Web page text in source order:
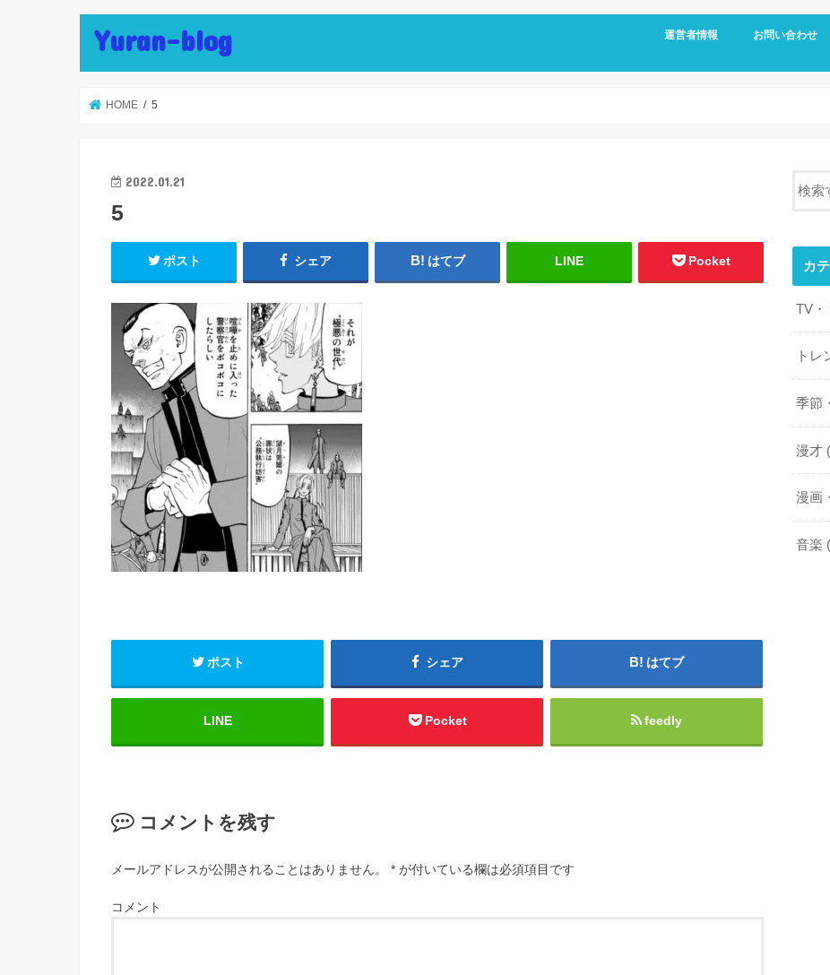
Yuran-blog 運営者情報 お問い合わせ
HOME 5
2022.01.21
5
ポスト シェア はてブ LINE Pocket
ポスト シェア はてブ
LINE Pocket feedly
コメントを残す
メールアドレスが公開されることはありません。 * が付いている欄は必須項目です
コメント
カ
TV・
トレ
季節
漫才
漫画
音楽